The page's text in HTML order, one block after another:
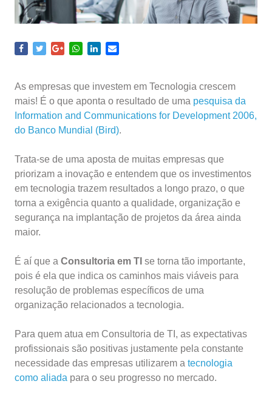
As empresas que investem em Tecnologia crescem
mais! É o que aponta o resultado de uma pesquisa da
Information and Communications for Development 2006,
do Banco Mundial (Bird).
Trata-se de uma aposta de muitas empresas que
priorizam a inovação e entendem que os investimentos
em tecnologia trazem resultados a longo prazo, o que
torna a exigência quanto a qualidade, organização e
segurança na implantação de projetos da área ainda
maior.
É aí que a Consultoria em TI se torna tão importante,
pois é ela que indica os caminhos mais viáveis para
resolução de problemas específicos de uma
organização relacionados a tecnologia.
Para quem atua em Consultoria de TI, as expectativas
profissionais são positivas justamente pela constante
necessidade das empresas utilizarem a tecnologia
como aliada para o seu progresso no mercado.